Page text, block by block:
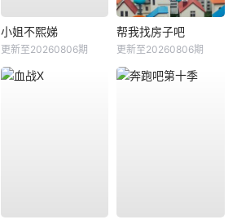
小姐不熙娣
更新至20260806期
帮我找房子吧
更新至20260806期